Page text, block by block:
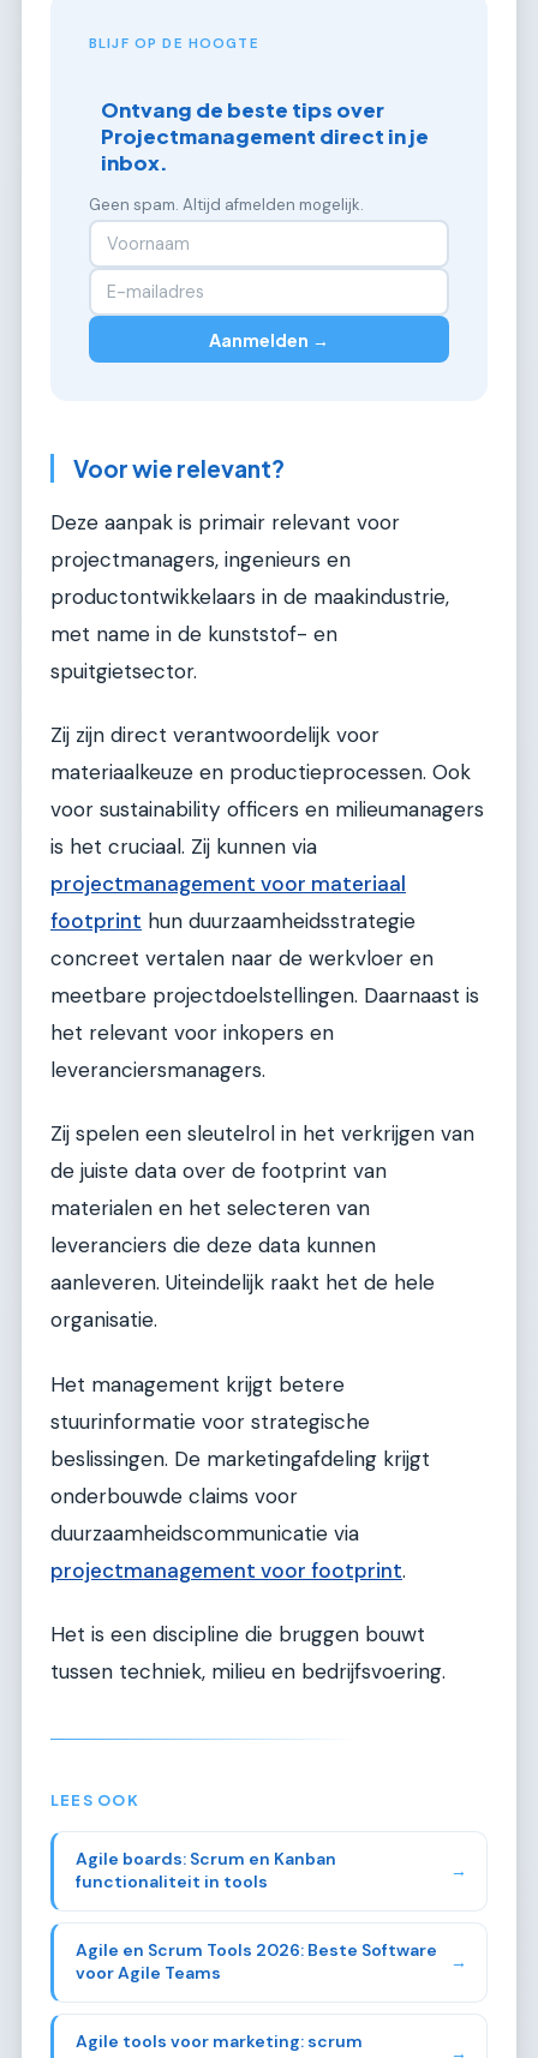
BLIJF OP DE HOOGTE
Ontvang de beste tips over
Projectmanagement direct in je
inbox.
Geen spam. Altijd afmelden mogelijk.
Aanmelden →
Voor wie relevant?
Deze aanpak is primair relevant voor
projectmanagers, ingenieurs en
productontwikkelaars in de maakindustrie,
met name in de kunststof- en
spuitgietsector.
Zij zijn direct verantwoordelijk voor
materiaalkeuze en productieprocessen. Ook
voor sustainability officers en milieumanagers
is het cruciaal. Zij kunnen via
projectmanagement voor materiaal
footprint hun duurzaamheidsstrategie
concreet vertalen naar de werkvloer en
meetbare projectdoelstellingen. Daarnaast is
het relevant voor inkopers en
leveranciersmanagers.
Zij spelen een sleutelrol in het verkrijgen van
de juiste data over de footprint van
materialen en het selecteren van
leveranciers die deze data kunnen
aanleveren. Uiteindelijk raakt het de hele
organisatie.
Het management krijgt betere
stuurinformatie voor strategische
beslissingen. De marketingafdeling krijgt
onderbouwde claims voor
duurzaamheidscommunicatie via
projectmanagement voor footprint.
Het is een discipline die bruggen bouwt
tussen techniek, milieu en bedrijfsvoering.
LEES OOK
Agile boards: Scrum en Kanban
functionaliteit in tools
→
Agile en Scrum Tools 2026: Beste Software
voor Agile Teams
→
Agile tools voor marketing: scrum
→